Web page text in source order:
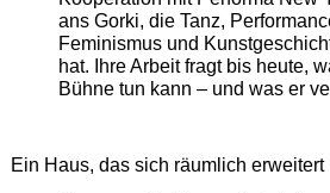
ans Gorki, die Tanz,
Feminismus und
hat. Ihre Arbeit fragt bis heute,
Bühne tun kann – und was er
Ein Haus, das sich räumlich erweitert